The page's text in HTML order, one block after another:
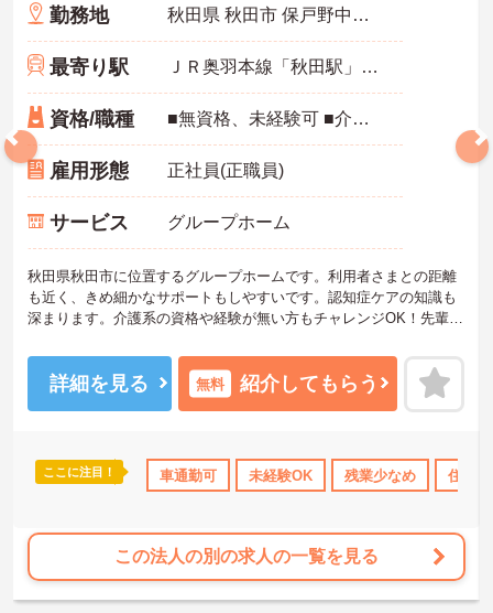
住宅手当・補助 年間休日110日以上 資格取得サポート
勤務地 秋田県 秋田市 保戸野中町317-1
最寄り駅 ＪＲ奥羽本線「秋田駅」徒歩20分
資格/職種 ■無資格、未経験可 ■介護職員初任者研修（旧ヘルパー2級）以上 あれば尚可 ■介護業務経験 あれば尚可
雇用形態 正社員(正職員)
サービス グループホーム
秋田県秋田市に位置するグループホームです。利用者さまとの距離
も近く、きめ細かなサポートもしやすいです。認知症ケアの知識も
深まります。介護系の資格や経験が無い方もチャレンジOK！先輩職
当も整っています。ご興味のある方には、面接対策ポイントなど、
さらに詳細をお話しいたしますのでお気軽にご相談ください！
詳細を見る 無料 紹介してもらう
ここに注目！ 車通勤可 未経験OK 残業少なめ 住宅
この法人の別の求人の一覧を見る